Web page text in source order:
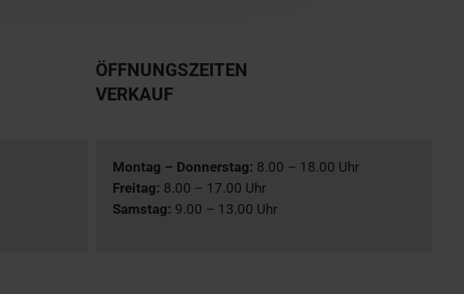
ÖFFNUNGSZEITEN
VERKAUF
Montag – Donnerstag: 8.00 – 18.00 Uhr
Freitag: 8.00 – 17.00 Uhr
Samstag: 9.00 – 13.00 Uhr